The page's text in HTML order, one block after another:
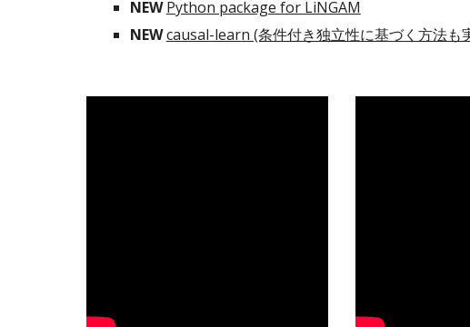
NEW Python package for LiNGAM
NEWcausal-learn (条件付き独立性に基づく方法も